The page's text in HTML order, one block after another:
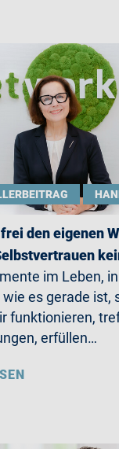
den eigenen
im Leben,
wie es gerade ist,
funktionieren,
erfüllen…